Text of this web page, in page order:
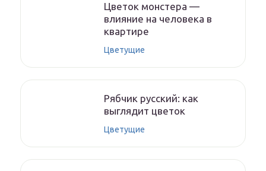
Цветок монстера —
влияние на человека в
квартире
Цветущие
Рябчик русский: как
выглядит цветок
Цветущие